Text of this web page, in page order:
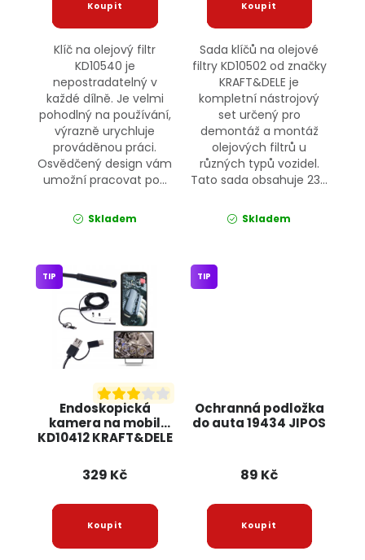
Klíč na olejový filtr
KD10540 je
nepostradatelný v
každé dílně. Je velmi
pohodlný na používání,
výrazně urychluje
prováděnou práci.
Osvědčený design vám
umožní pracovat po...
Skladem
Sada klíčů na olejové
filtry KD10502 od značky
KRAFT&DELE je
kompletní nástrojový
set určený pro
demontáž a montáž
olejových filtrů u
různých typů vozidel.
Tato sada obsahuje 23...
Skladem
Endoskopická
kamera na mobil
KD10412 KRAFT&DELE
TIP
329 Kč
Ochranná podložka
do auta 19434 JIPOS
TIP
89 Kč